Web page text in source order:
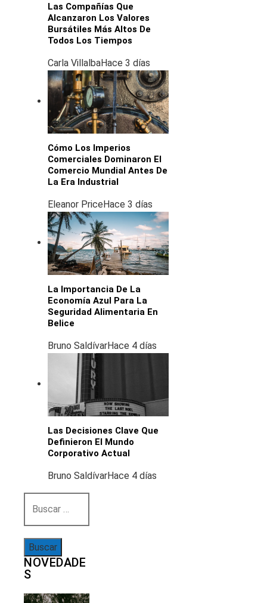
Las Compañías Que
Alcanzaron Los Valores
Bursátiles Más Altos De
Todos Los Tiempos
Carla VillalbaHace 3 días
Cómo Los Imperios
Comerciales Dominaron El
Comercio Mundial Antes De
La Era Industrial
Eleanor PriceHace 3 días
La Importancia De La
Economía Azul Para La
Seguridad Alimentaria En
Belice
Bruno SaldívarHace 4 días
Las Decisiones Clave Que
Definieron El Mundo
Corporativo Actual
Bruno SaldívarHace 4 días
NOVEDADE
S